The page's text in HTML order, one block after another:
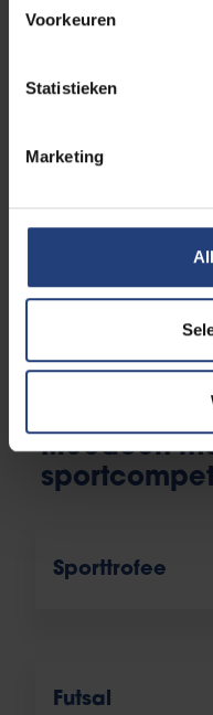
Voorkeuren
Statistieken
Marketing
Sportkaart
Sportknip
Meedoen
Sporttrofee
Futsal